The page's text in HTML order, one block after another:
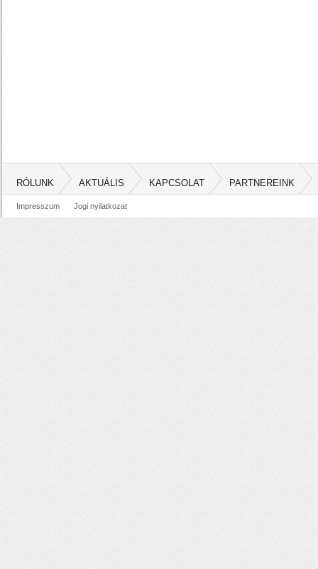
RÓLUNK AKTUÁLIS KAPCSOLAT PARTNEREINK
Impresszum Jogi nyilatkozat